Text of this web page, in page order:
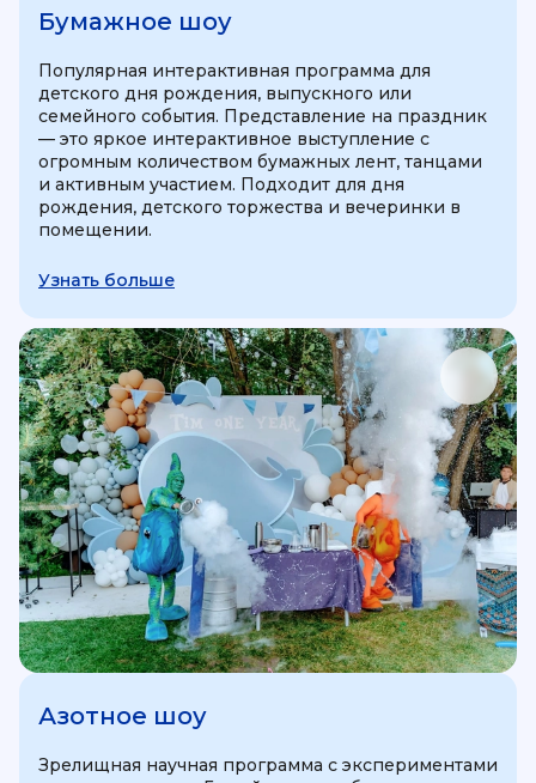
Бумажное шоу
Популярная интерактивная программа для
детского дня рождения, выпускного или
семейного события. Представление на праздник
— это яркое интерактивное выступление с
огромным количеством бумажных лент, танцами
и активным участием. Подходит для дня
рождения, детского торжества и вечеринки в
помещении.
Узнать больше
Азотное шоу
Зрелищная научная программа с экспериментами